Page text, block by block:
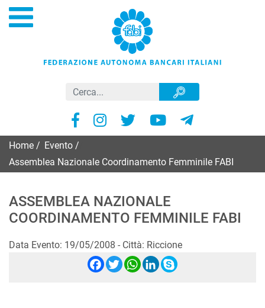
Home Evento
Assemblea Nazionale Coordinamento Femminile FABI
ASSEMBLEA NAZIONALE
COORDINAMENTO FEMMINILE FABI
Data Evento: 19/05/2008 - Città: Riccione
Facebook
Twitter
WhatsApp
LinkedIn
Skype